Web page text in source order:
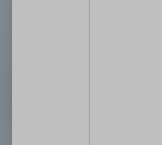
975